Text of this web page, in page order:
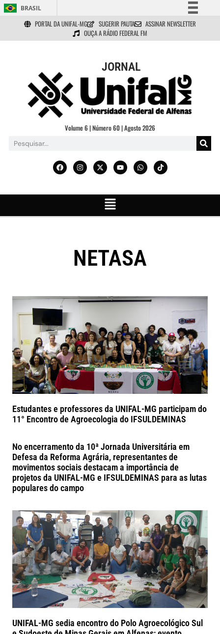
BRASIL
Simplifique!
Comunica BR
Acesso à informação
Legislação
Canais
PORTAL DA UNIFAL-MG SUGERIR PAUTA
ASSINAR NEWSLETTER
OUÇA A RÁDIO FEDERAL FM
JORNAL
Volume 6 | Número 60 | Agosto 2026
NETASA
Estudantes e professores da UNIFAL-MG participam do
11° Encontro de Agroecologia do IFSULDEMINAS
No encerramento da 10ª Jornada Universitária em
Defesa da Reforma Agrária, representantes de
movimentos sociais destacam a importância de
projetos da UNIFAL-MG e IFSULDEMINAS para as lutas
populares do campo
UNIFAL-MG sedia encontro do Polo Agroecológico Sul